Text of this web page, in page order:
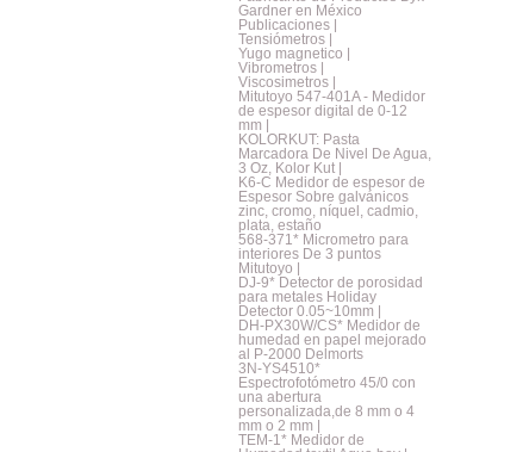
Gardner en México
Publicaciones |
Tensiómetros |
Yugo magnetico |
Vibrometros |
Viscosimetros |
Mitutoyo 547-401A - Medidor
de espesor digital de 0-12
mm |
KOLORKUT: Pasta
Marcadora De Nivel De Agua,
3 Oz, Kolor Kut |
K6-C Medidor de espesor de
Espesor Sobre galvánicos
zinc, cromo, níquel, cadmio,
plata, estaño
568-371* Micrometro para
interiores De 3 puntos
Mitutoyo |
DJ-9* Detector de porosidad
para metales Holiday
Detector 0.05~10mm |
DH-PX30W/CS* Medidor de
humedad en papel mejorado
al P-2000 Delmorts
3N-YS4510*
Espectrofotómetro 45/0 con
una abertura
personalizada,de 8 mm o 4
mm o 2 mm |
TEM-1* Medidor de